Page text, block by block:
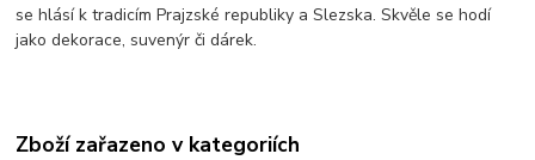
se hlásí k tradicím Prajzské republiky a Slezska. Skvěle se hodí
jako dekorace, suvenýr či dárek.
Zboží zařazeno v kategoriích